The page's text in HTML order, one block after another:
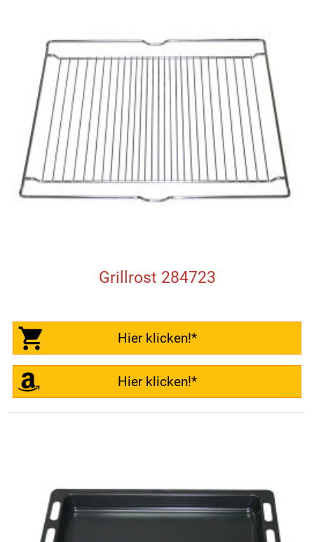
Grillrost 284723
Hier klicken!*
Hier klicken!*